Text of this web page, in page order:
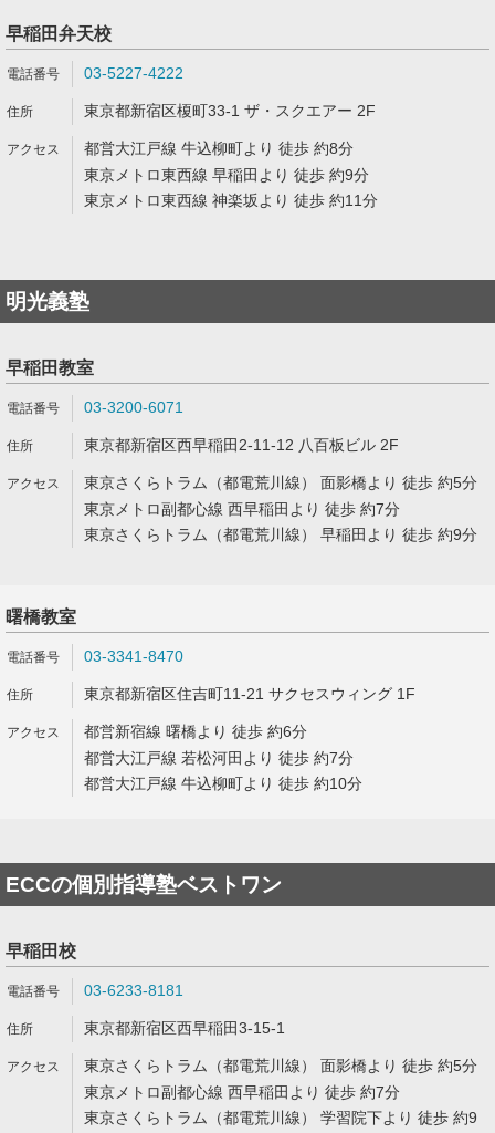
早稲田弁天校
03-5227-4222
東京都新宿区榎町33-1 ザ・スクエアー 2F
都営大江戸線 牛込柳町より 徒歩 約8分
東京メトロ東西線 早稲田より 徒歩 約9分
東京メトロ東西線 神楽坂より 徒歩 約11分
明光義塾
早稲田教室
03-3200-6071
東京都新宿区西早稲田2-11-12 八百板ビル 2F
東京さくらトラム（都電荒川線） 面影橋より 徒歩 約5分
東京メトロ副都心線 西早稲田より 徒歩 約7分
東京さくらトラム（都電荒川線） 早稲田より 徒歩 約9分
曙橋教室
03-3341-8470
東京都新宿区住吉町11-21 サクセスウィング 1F
都営新宿線 曙橋より 徒歩 約6分
都営大江戸線 若松河田より 徒歩 約7分
都営大江戸線 牛込柳町より 徒歩 約10分
ECCの個別指導塾ベストワン
早稲田校
03-6233-8181
東京都新宿区西早稲田3-15-1
東京さくらトラム（都電荒川線） 面影橋より 徒歩 約5分
東京メトロ副都心線 西早稲田より 徒歩 約7分
東京さくらトラム（都電荒川線） 学習院下より 徒歩 約9